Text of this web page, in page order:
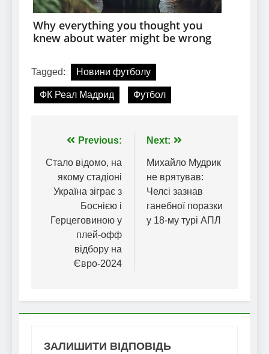
Tagged: Новини футболу
ФК Реал Мадрид Футбол
Навігація
записів
Previous:
Стало відомо, на
якому стадіоні
Україна зіграє з
Боснією і
Герцеговиною у
плей-офф
відбору на
Євро-2024
Next:
Михайло Мудрик
не врятував:
Челсі зазнав
ганебної поразки
у 18-му турі АПЛ
ЗАЛИШИТИ ВІДПОВІДЬ